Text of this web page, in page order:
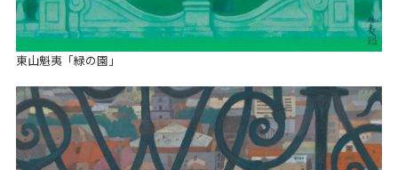
東山魁夷「緑の園」